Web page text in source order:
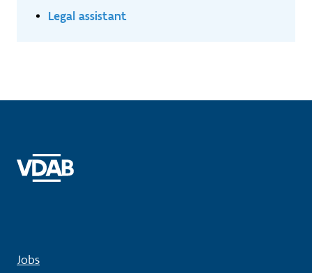
Legal assistant
Jobs